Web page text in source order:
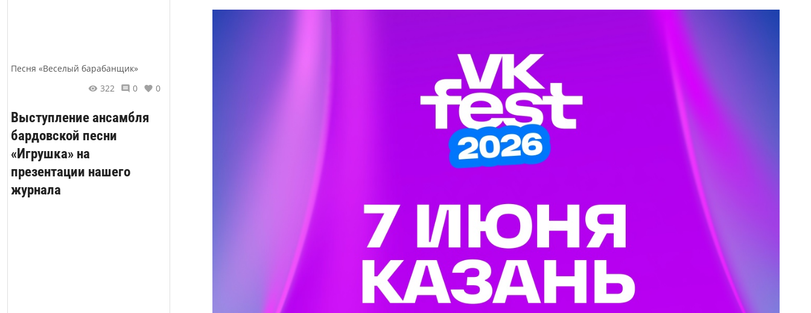
Песня «Веселый барабанщик»
322
0 0
Выступление ансамбля
бардовской песни
«Игрушка» на
презентации нашего
журнала